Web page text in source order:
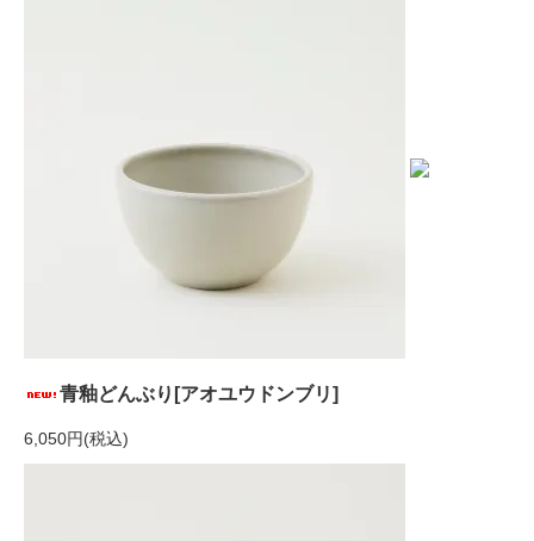
青釉どんぶり[アオユウドンブリ]
6,050円(税込)